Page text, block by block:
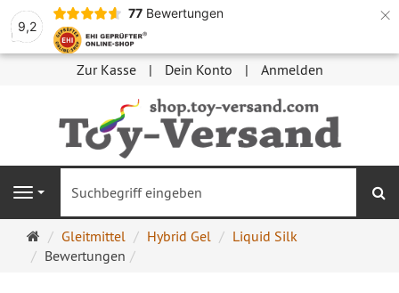
9,2
77 Bewertungen ×
Zur Kasse Dein Konto Anmelden
Navigation
Startseite
Gleitmittel Hybrid Gel
Liquid Silk
Bewertungen